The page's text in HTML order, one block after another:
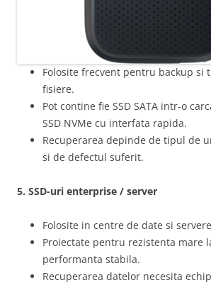
Folosite frecvent pentru backup si
fisiere.
Pot contine fie SSD SATA intr-o
SSD NVMe cu interfata rapida.
Recuperarea depinde de tipul de
si de defectul suferit.
5. SSD-uri enterprise / server
Folosite in centre de date si
Proiectate pentru rezistenta mare
performanta stabila.
Recuperarea datelor necesita